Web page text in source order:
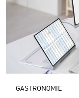
GASTRONOMIE